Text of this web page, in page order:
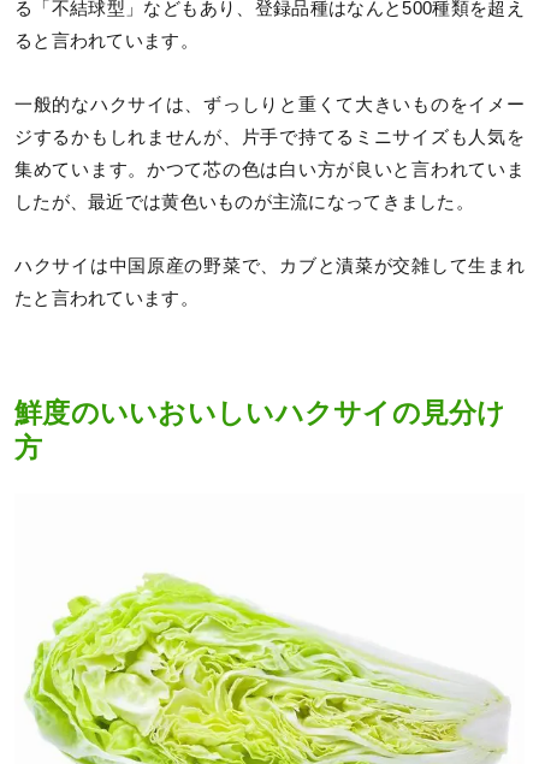
る「不結球型」などもあり、登録品種はなんと500種類を超え
ると言われています。
一般的なハクサイは、ずっしりと重くて大きいものをイメー
ジするかもしれませんが、片手で持てるミニサイズも人気を
集めています。かつて芯の色は白い方が良いと言われていま
したが、最近では黄色いものが主流になってきました。
ハクサイは中国原産の野菜で、カブと漬菜が交雑して生まれ
たと言われています。
鮮度のいいおいしいハクサイの見分け
方